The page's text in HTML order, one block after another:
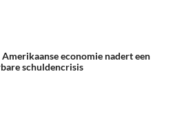
Amerikaanse economie nadert een
schuldencrisis